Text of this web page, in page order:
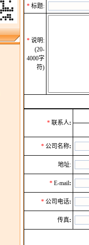
* 标题:
* 说明:
(20-
4000字
符)
* 联系人:
* 公司名称:
地址:
* E-mail:
* 公司电话:
传真: